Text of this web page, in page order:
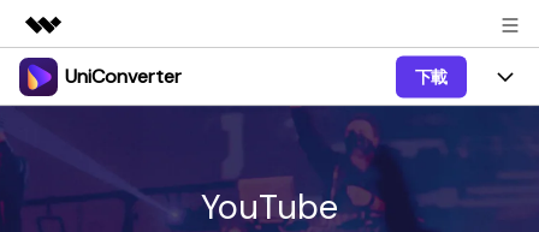
精選產品
解決方案
關於我們
UniConverter 下載
UniConverter-影片轉換器
功能 YouTube